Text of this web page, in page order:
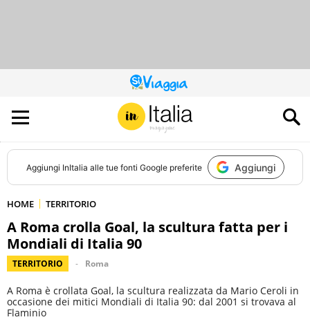
QUESTO
SITO
CONTRIBUISCE
ALL’AUDIENCE
DI
Aggiungi InItalia alle tue fonti Google preferite Aggiungi
HOME TERRITORIO
A Roma crolla Goal, la scultura fatta per i
Mondiali di Italia 90
TERRITORIO Roma
A Roma è crollata Goal, la scultura realizzata da Mario Ceroli in
occasione dei mitici Mondiali di Italia 90: dal 2001 si trovava al
Flaminio